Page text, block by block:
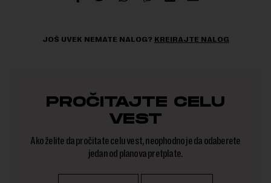
JOŠ UVEK NEMATE NALOG? KREIRAJTE NALOG
PROČITAJTE CELU
VEST
Ako želite da pročitate celu vest, neophodno je da odaberete
jedan od planova pretplate.